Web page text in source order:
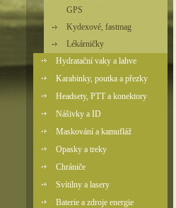
GPS
Kydexové, fastmag
Lékárničky
Hydratační vaky a lahve
Karabinky, poutka a přezky
Headsety, PTT a konektory
Nášivky a ID
Maskování a kamufláž
Opasky a treky
Chrániče
Svítilny a lasery
Baterie a zdroje energie